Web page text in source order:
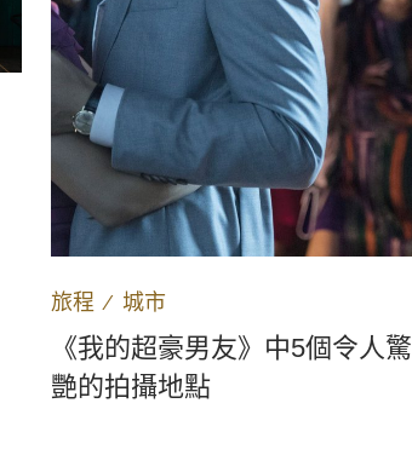
旅程 ∕ 城市
《我的超豪男友》中5個令人驚
艷的拍攝地點